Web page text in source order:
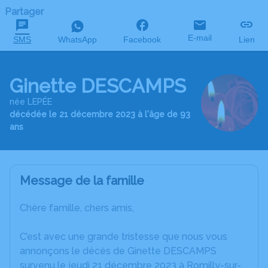
Partager
SMS WhatsApp Facebook E-mail Lien
Ginette DESCAMPS
née LEPÉE
décédée le 21 décembre 2023 à l'âge de 93
ans
Message de la famille
Chère famille, chers amis,
C’est avec une grande tristesse que nous vous
annonçons le décès de Ginette DESCAMPS
survenu le jeudi 21 décembre 2023 à Romilly-sur-